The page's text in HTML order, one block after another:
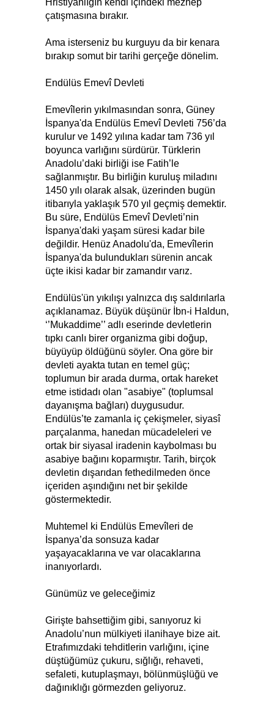
çatışmasına bırakır.
Ama isterseniz bu kurguyu da bir kenara
bırakıp somut bir tarihi gerçeğe dönelim.
Endülüs Emevî Devleti
Emevîlerin yıkılmasından sonra, Güney
İspanya'da Endülüs Emevî Devleti 756’da
kurulur ve 1492 yılına kadar tam 736 yıl
boyunca varlığını sürdürür. Türklerin
Anadolu’daki birliği ise Fatih’le
sağlanmıştır. Bu birliğin kuruluş miladını
1450 yılı olarak alsak, üzerinden bugün
itibarıyla yaklaşık 570 yıl geçmiş demektir.
Bu süre, Endülüs Emevî Devleti’nin
İspanya'daki yaşam süresi kadar bile
değildir. Henüz Anadolu'da, Emevîlerin
İspanya'da bulundukları sürenin ancak
üçte ikisi kadar bir zamandır varız.
Endülüs'ün yıkılışı yalnızca dış saldırılarla
açıklanamaz. Büyük düşünür İbn-i Haldun,
‘’Mukaddime’’ adlı eserinde devletlerin
tıpkı canlı birer organizma gibi doğup,
büyüyüp öldüğünü söyler. Ona göre bir
devleti ayakta tutan en temel güç;
toplumun bir arada durma, ortak hareket
etme istidadı olan "asabiye" (toplumsal
dayanışma bağları) duygusudur.
Endülüs’te zamanla iç çekişmeler, siyasî
parçalanma, hanedan mücadeleleri ve
ortak bir siyasal iradenin kaybolması bu
asabiye bağını koparmıştır. Tarih, birçok
devletin dışarıdan fethedilmeden önce
içeriden aşındığını net bir şekilde
göstermektedir.
Muhtemel ki Endülüs Emevîleri de
İspanya’da sonsuza kadar
yaşayacaklarına ve var olacaklarına
inanıyorlardı.
Günümüz ve geleceğimiz
Girişte bahsettiğim gibi, sanıyoruz ki
Anadolu’nun mülkiyeti ilanihaye bize ait.
Etrafımızdaki tehditlerin varlığını, içine
düştüğümüz çukuru, sığlığı, rehaveti,
sefaleti, kutuplaşmayı, bölünmüşlüğü ve
dağınıklığı görmezden geliyoruz.